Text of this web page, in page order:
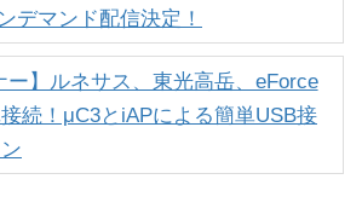
マンド配信決定！
ー】ルネサス、東光高岳、eForce
続！μC3とiAPによる簡単USB接